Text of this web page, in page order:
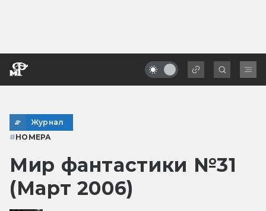
Журнал
#НОМЕРА
Мир фантастики №31
(Март 2006)